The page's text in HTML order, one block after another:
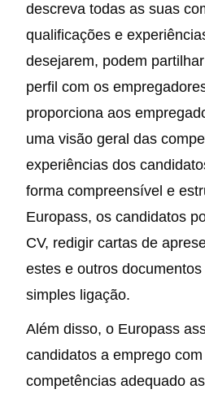
descreva todas as suas
qualificações e
desejarem, podem
perfil com os
proporciona aos
uma visão geral das
experiências dos
forma compreensível e
Europass, os candidatos
CV, redigir cartas de
estes e outros
simples ligação.
Além disso, o Europass
candidatos a emprego
competências adequado